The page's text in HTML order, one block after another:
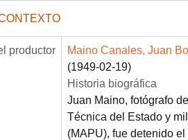
productor
Maino Canales, Juan
(1949-02-19)
Historia biográfica
Juan Maino, fotógrafo
Técnica del Estado y
(MAPU), fue detenido